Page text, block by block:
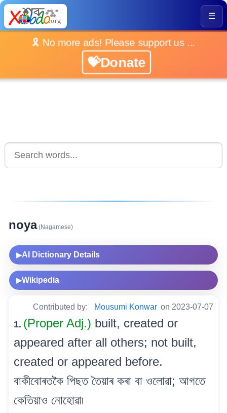
☰
🎗️ No more ads! Please support us ...
💝Donate
noya(Nagamese)
▶AI Dictionary Details
▶Wikipedia
Contributed by: Mousumi Konwar on 2023-07-07
1. (Proper Adj.) built, created or
appeared after all others; not built,
created or appeared before.
বাকীবোৰতকৈ পিছত তৈয়াৰ কৰা বা ওলোৱা; আগতে
কেতিয়াও নোহোৱা৷